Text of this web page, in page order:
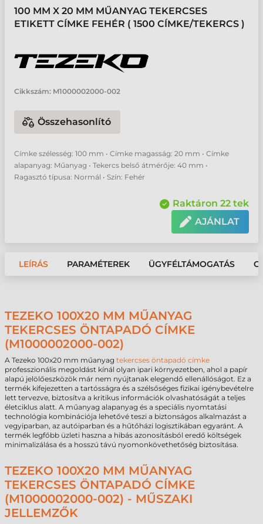
100 MM X 20 MM MŰANYAG TEKERCSES
ETIKETT CÍMKE FEHÉR ( 1500 CÍMKE/TEKERCS )
Cikkszám: M1000002000-002
Összehasonlító
Címke szélesség: 100 mm • Címke magasság: 20 mm • Címke
alapanyag: Műanyag • Tekercs belső átmérője: 40 mm •
Ragasztó típusa: Normál • Szín: Fehér
Raktáron 22 tek
AJÁNLAT
LEÍRÁS PARAMÉTEREK ÜGYFÉLTÁMOGATÁS
TEZEKO 100X20 MM MŰANYAG
TEKERCSES ÖNTAPADÓ CÍMKE
(M1000002000-002)
A Tezeko 100x20 mm műanyag tekercses öntapadó címke
professzionális megoldást kínál olyan ipari környezetben, ahol a papír
alapú jelölőeszközök már nem nyújtanak elegendő ellenállóságot. Ez a
termék kifejezetten a tartósságra és a szélsőséges fizikai igénybevételre
lett tervezve, biztosítva a kritikus információk olvashatóságát a teljes
életciklus alatt. A műanyag alapanyag és a speciális nyomtatási
technológia kombinációja lehetővé teszi a biztonságos alkalmazást a
vegyiparban, az autóiparban és a hűtőházi logisztikában egyaránt. A
termék legfőbb üzleti haszna a hibás azonosításból eredő költségek
minimalizálása és a hosszú távú nyomonkövethetőség biztosítása.
TEZEKO 100X20 MM MŰANYAG
TEKERCSES ÖNTAPADÓ CÍMKE
(M1000002000-002) - MŰSZAKI
JELLEMZŐK